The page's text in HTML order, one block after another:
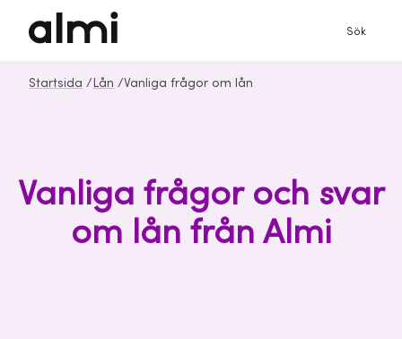
Sök
Startsida / Lån /Vanliga frågor om lån
Vanliga frågor och svar
om lån från Almi